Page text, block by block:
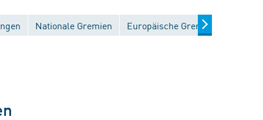
Nationale Gremien Europäische Gremien